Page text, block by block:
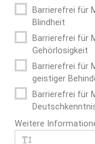
Barrierefrei für
Blindheit
Barrierefrei für
Gehörlosigkeit
Barrierefrei für
geistiger
Barrierefrei für
Weitere